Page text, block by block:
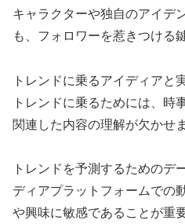
キャラクターや独自のアイデ
も、フォロワーを惹きつける
トレンドに乗るアイディアと
トレンドに乗るためには、時
関連した内容の理解が欠かせ
トレンドを予測するためのデ
ディアプラットフォームでの
や興味に敏感であることが重